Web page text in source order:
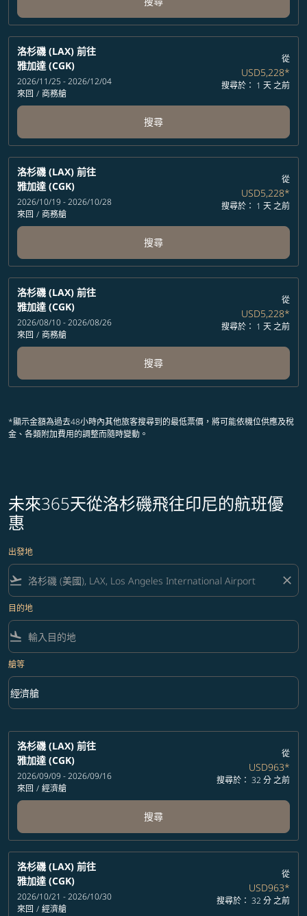
洛杉磯 (LAX) 前往
雅加達 (CGK)
2026/11/25 - 2026/12/04
來回 / 商務艙
從
USD5,228*
搜尋於： 1 天 之前
搜尋
洛杉磯 (LAX) 前往
雅加達 (CGK)
2026/10/19 - 2026/10/28
來回 / 商務艙
從
USD5,228*
搜尋於： 1 天 之前
搜尋
洛杉磯 (LAX) 前往
雅加達 (CGK)
2026/08/10 - 2026/08/26
來回 / 商務艙
從
USD5,228*
搜尋於： 1 天 之前
搜尋
*顯示金額為過去48小時內其他旅客搜尋到的最低票價，將可能依機位供應及稅
金、各類附加費用的調整而隨時變動。
未來365天從洛杉磯飛往印尼的航班優
惠
出發地
flight_takeoff close
目的地
flight_land
艙等
艙等 option 經濟艙 Selected
經濟艙
keyboard_arrow_down
洛杉磯 (LAX) 前往
雅加達 (CGK)
2026/09/09 - 2026/09/16
來回 / 經濟艙
從
USD963*
搜尋於： 32 分 之前
搜尋
洛杉磯 (LAX) 前往
雅加達 (CGK)
2026/10/21 - 2026/10/30
來回 / 經濟艙
從
USD963*
搜尋於： 32 分 之前